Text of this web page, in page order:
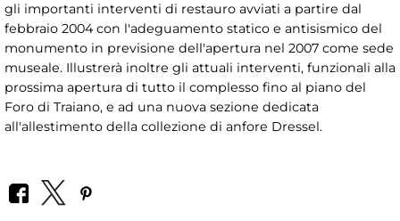
gli importanti interventi di restauro avviati a partire dal
febbraio 2004 con l'adeguamento statico e antisismico del
monumento in previsione dell'apertura nel 2007 come sede
museale. Illustrerà inoltre gli attuali interventi, funzionali alla
prossima apertura di tutto il complesso fino al piano del
Foro di Traiano, e ad una nuova sezione dedicata
all'allestimento della collezione di anfore Dressel.